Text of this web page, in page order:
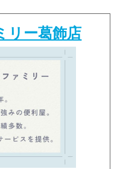
リー葛飾店